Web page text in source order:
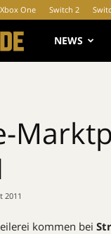
Xbox One Switch 2
MANIAC.de
NEWS
2011
kommen bei